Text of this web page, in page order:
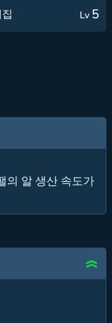
Lv 5
의 알 생산 속도가